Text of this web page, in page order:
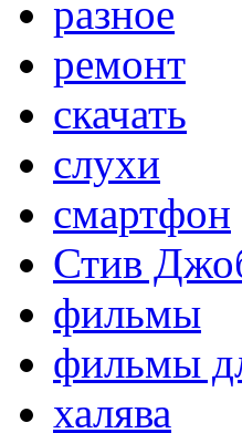
разное
ремонт
скачать
слухи
смартфон
Стив
фильмы
фильмы
халява